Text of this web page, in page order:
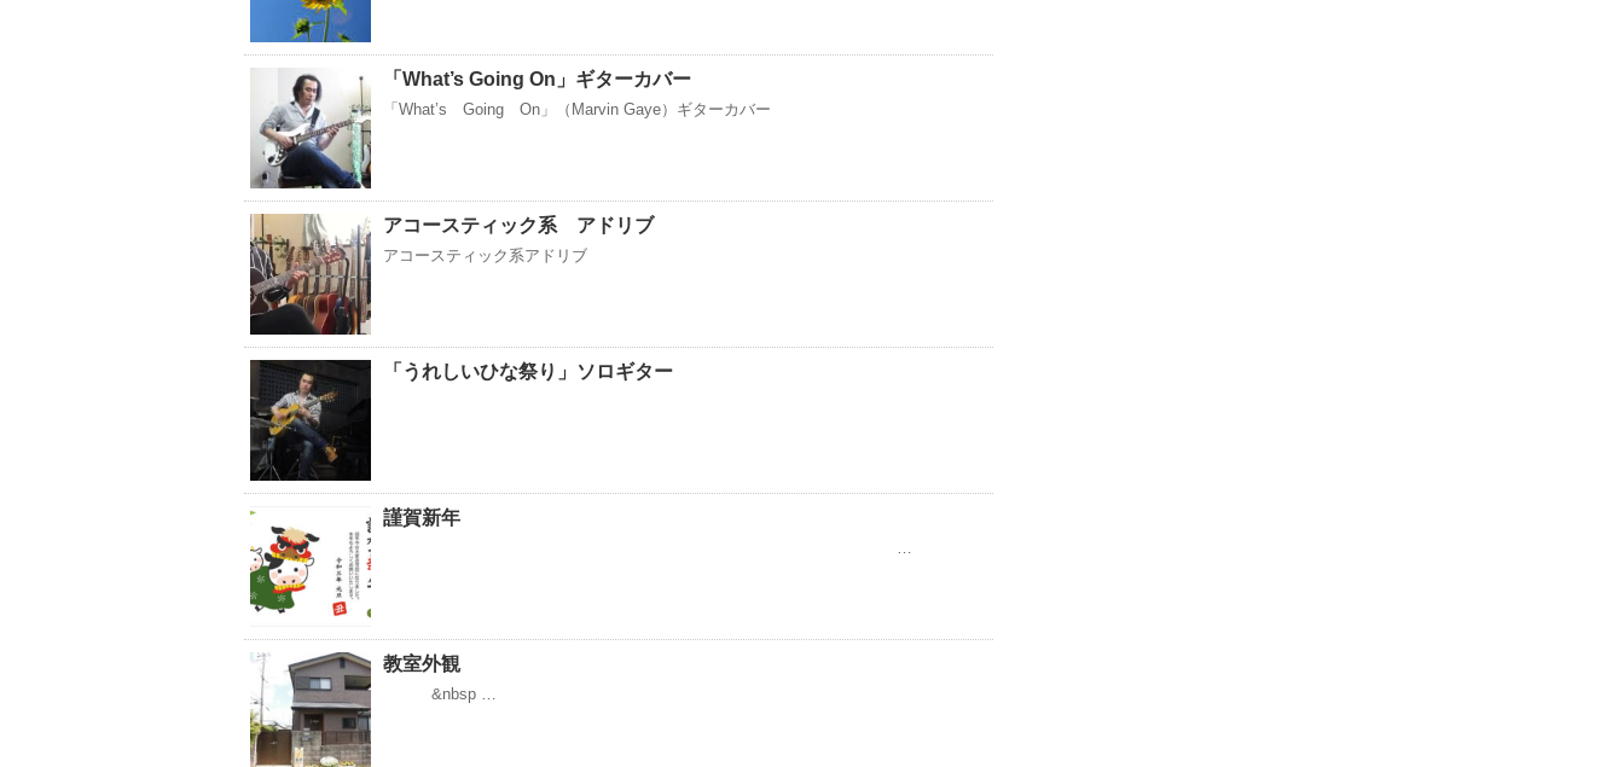
「What’s Going On」ギターカバー
「What’s Going On」（Marvin Gaye）ギターカバー
アコースティック系 アドリブ
アコースティック系アドリブ
「うれしいひな祭り」ソロギター
謹賀新年
教室外観
&nbsp …